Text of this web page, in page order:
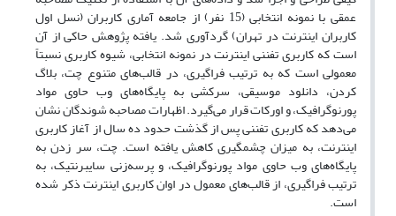
عمقی با نمونه انتخابی (15 نفر) از جامعه آماری کاربران (نسل اول
کاربران اینترنت در تهران) گردآوری شد. یافته پژوهش حاکی از آن
است که کاربری تفننی اینترنت در نمونه انتخابی، شیوه کاربری نسبتاً
معمولی است که به ترتیب فراگیری، در قالب‌های متنوع چت، بلاگ
کردن، دانلود موسیقی، سرکشی به پایگاه‌های وب حاوی مواد
پورنوگرافیک، و اورکات قرار می‌گیرد. اظهارات مصاحبه ‌شوندگان نشان
می‌دهد که کاربری تفننی پس از گذشت حدود ده سال از آغاز کاربری
اینترنت، به میزان چشمگیری کاهش یافته است. چت، سر زدن به
پایگاه‌های وب حاوی مواد پورنوگرافیک، و پرسه‌زنی سایبرنتیک، به
ترتیب فراگیری، از قالب‌های معمول در اوان کاربری اینترنت ذکر شده
است.